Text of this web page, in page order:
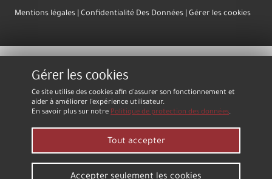
Mentions légales Confidentialité Des Données Gérer les cookies
Gérer les cookies
Ce site utilise des cookies afin d'assurer son fonctionnement et
aider à améliorer l'expérience utilisateur.
En savoir plus sur notre Politique de protection des données.
Tout accepter